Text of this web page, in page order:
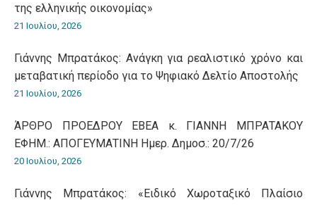
της ελληνικής οικονομίας»
21 Ιουλίου, 2026
Γιάννης Μπρατάκος: Ανάγκη για ρεαλιστικό χρόνο και
μεταβατική περίοδο για το Ψηφιακό Δελτίο Αποστολής
21 Ιουλίου, 2026
ΆΡΘΡΟ ΠΡΟΕΔΡΟΥ ΕΒΕΑ κ. ΓΙΑΝΝΗ ΜΠΡΑΤΑΚΟΥ
ΕΦΗΜ.: ΑΠΟΓΕΥΜΑΤΙΝΗ Ημερ. Δημοσ.: 20/7/26
20 Ιουλίου, 2026
Γιάννης Μπρατάκος: «Ειδικό Χωροταξικό Πλαίσιο